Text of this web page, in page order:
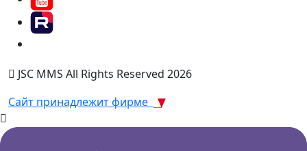
JSC MMS All Rights Reserved 2026
Сайт принадлежит фирме